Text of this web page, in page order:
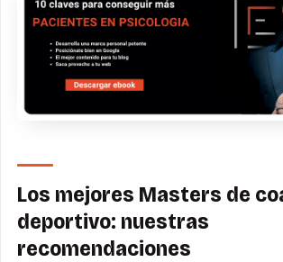
Los mejores Masters de
deportivo: nuestras
recomendaciones